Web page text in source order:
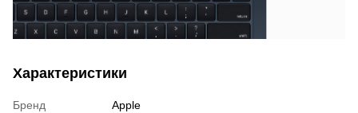
Характеристики
Бренд
Apple